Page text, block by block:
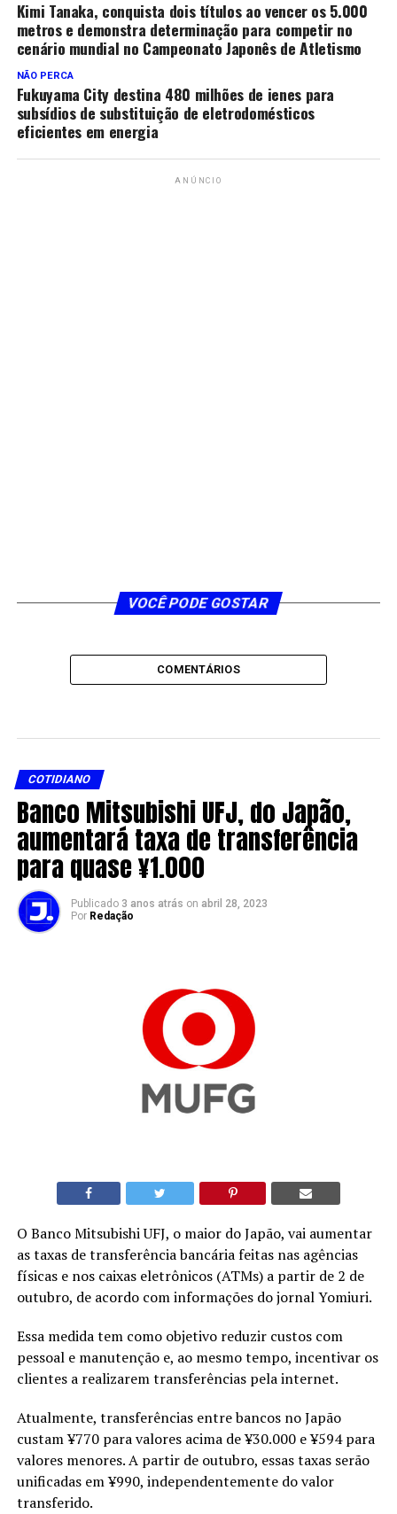
Kimi Tanaka, conquista dois títulos ao vencer os 5.000
metros e demonstra determinação para competir no
cenário mundial no Campeonato Japonês de Atletismo
NÃO PERCA
Fukuyama City destina 480 milhões de ienes para
subsídios de substituição de eletrodomésticos
eficientes em energia
ANÚNCIO
VOCÊ PODE GOSTAR
COMENTÁRIOS
COTIDIANO
Banco Mitsubishi UFJ, do Japão,
aumentará taxa de transferência
para quase ¥1.000
Publicado 3 anos atrás on abril 28, 2023
Por Redação
O Banco Mitsubishi UFJ, o maior do Japão, vai aumentar
as taxas de transferência bancária feitas nas agências
físicas e nos caixas eletrônicos (ATMs) a partir de 2 de
outubro, de acordo com informações do jornal Yomiuri.
Essa medida tem como objetivo reduzir custos com
pessoal e manutenção e, ao mesmo tempo, incentivar os
clientes a realizarem transferências pela internet.
Atualmente, transferências entre bancos no Japão
custam ¥770 para valores acima de ¥30.000 e ¥594 para
valores menores. A partir de outubro, essas taxas serão
unificadas em ¥990, independentemente do valor
transferido.